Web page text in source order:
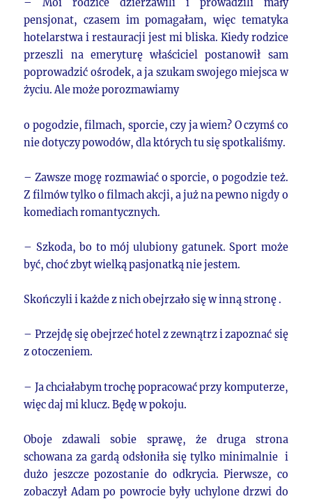
– Moi rodzice dzierżawili i prowadzili mały
pensjonat, czasem im pomagałam, więc tematyka
hotelarstwa i restauracji jest mi bliska. Kiedy rodzice
przeszli na emeryturę właściciel postanowił sam
poprowadzić ośrodek, a ja szukam swojego miejsca w
życiu. Ale może porozmawiamy
o pogodzie, filmach, sporcie, czy ja wiem? O czymś co
nie dotyczy powodów, dla których tu się spotkaliśmy.
– Zawsze mogę rozmawiać o sporcie, o pogodzie też.
Z filmów tylko o filmach akcji, a już na pewno nigdy o
komediach romantycznych.
– Szkoda, bo to mój ulubiony gatunek. Sport może
być, choć zbyt wielką pasjonatką nie jestem.
Skończyli i każde z nich obejrzało się w inną stronę .
– Przejdę się obejrzeć hotel z zewnątrz i zapoznać się
z otoczeniem.
– Ja chciałabym trochę popracować przy komputerze,
więc daj mi klucz. Będę w pokoju.
Oboje zdawali sobie sprawę, że druga strona
schowana za gardą odsłoniła się tylko minimalnie i
dużo jeszcze pozostanie do odkrycia. Pierwsze, co
zobaczył Adam po powrocie były uchylone drzwi do